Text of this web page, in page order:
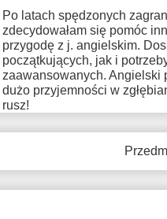
Po latach spędzonych
zdecydowałam się pomóc
przygodę z j. angielskim.
początkujących, jak i
zaawansowanych. Angielski
dużo przyjemności w
rusz! pon
10
wto
11
dostępnych
Brak